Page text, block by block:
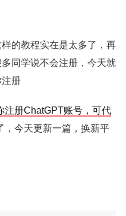
的教程实在是太多了，再
同学说不会注册，今天就
册
注册ChatGPT账号，可代
，今天更新一篇，换新平